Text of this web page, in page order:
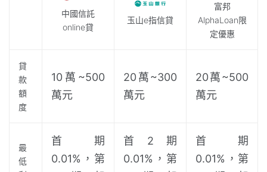
中國信託
online貸
玉山e指信貸
富邦
AlphaLoan限
定優惠
貸
款
額
度
10萬~500
萬元
20萬~300
萬元
20萬~500
萬元
最
低
首期
0.01%，第
首2期
0.01%，第
首期
0.01%，第